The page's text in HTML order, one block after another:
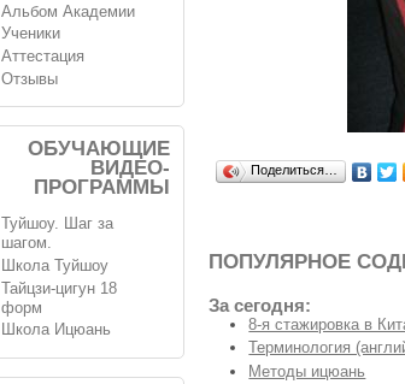
Поделиться…
ПОПУЛЯРНОЕ
За сегодня:
8-я стажировка в
Терминология
Методы ицюань
Альбом Академии
Ученики
Аттестация
Отзывы
ОБУЧАЮЩИЕ
ВИДЕО-
ПРОГРАММЫ
Туйшоу. Шаг за
шагом.
Школа Туйшоу
Тайцзи-цигун 18
форм
Школа Ицюань